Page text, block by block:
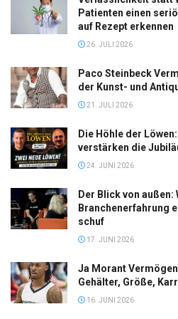
Patienten einen
auf Rezept erkennen
26. JULI 2026
Paco Steinbeck
der Kunst- und
21. JULI 2026
Die Höhle der
verstärken die
24. JUNI 2026
Der Blick von
Branchenerfahrung
schuf
17. JUNI 2026
Ja Morant
Gehälter, Größe,
16. JUNI 2026